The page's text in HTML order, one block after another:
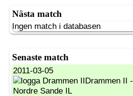
Nästa match
Ingen match i databasen
Senaste match
2011-03-05
Drammen II -
Nordre Sande IL